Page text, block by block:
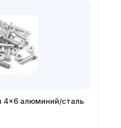
4×6 алюминий/сталь